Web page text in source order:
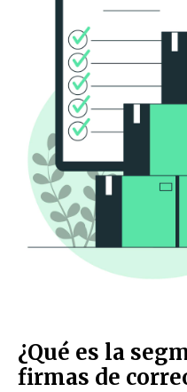
¿Qué es la
firmas de